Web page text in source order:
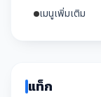
เมนูเพิ่มเติม
แท็ก